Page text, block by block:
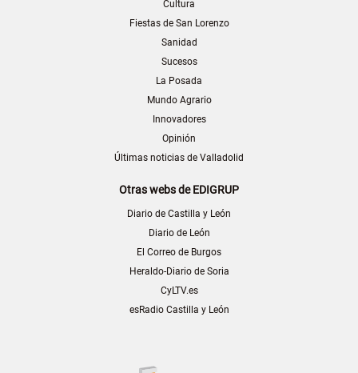
Cultura
Fiestas de San Lorenzo
Sanidad
Sucesos
La Posada
Mundo Agrario
Innovadores
Opinión
Últimas noticias de Valladolid
Otras webs de EDIGRUP
Diario de Castilla y León
Diario de León
El Correo de Burgos
Heraldo-Diario de Soria
CyLTV.es
esRadio Castilla y León